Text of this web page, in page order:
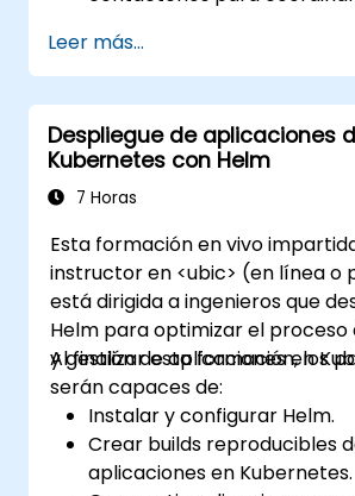
Leer más...
Despliegue de aplicaciones
Kubernetes con Helm
7 Horas
Esta formación en vivo
instructor en <ubic> (en línea o
está dirigida a ingenieros que
Helm para optimizar el proceso
y gestión de aplicaciones en
Al finalizar esta formación, los
serán capaces de:
Instalar y configurar Helm.
Crear builds reproducibles
aplicaciones en Kubernetes.